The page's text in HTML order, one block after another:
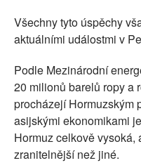
Všechny tyto úspěchy
aktuálními událostmi v
Podle Mezinárodní
20 milionů barelů ropy a
procházejí Hormuzským
asijskými ekonomikami
Hormuz celkově vysoká,
zranitelnější než jiné.